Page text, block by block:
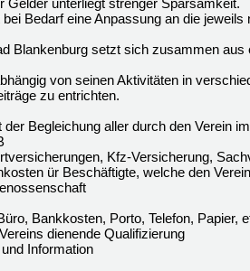
Gelder unterliegt strenger Sparsamkeit.
Bedarf eine Anpassung an die
Blankenburg setzt sich zusammen
von seinen Aktivitäten in
zu entrichten.
der Begleichung aller durch den Verein
Kfz-Versicherung,
ür Beschäftigte, welche den
Bankkosten, Porto, Telefon, Papier,
dienende Qualifizierung
Information